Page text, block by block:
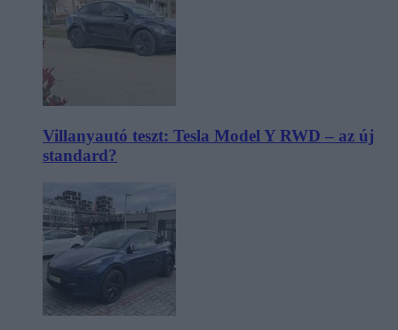
Villanyautó teszt: Tesla Model Y RWD – az új
standard?